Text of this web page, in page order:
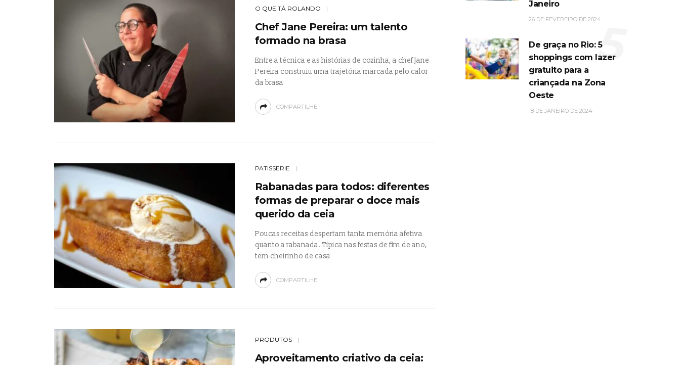
O QUE TÁ ROLANDO
Chef Jane Pereira: um talento
formado na brasa
Entre a técnica e as histórias de cozinha, a chef Jane
Pereira construiu uma trajetória marcada pelo calor
da brasa
COMPARTILHE
PATISSERIE
Rabanadas para todos: diferentes
formas de preparar o doce mais
querido da ceia
Poucas receitas despertam tanta memória afetiva
quanto a rabanada. Típica nas festas de fim de ano,
tem cheirinho de casa
COMPARTILHE
PRODUTOS
Aproveitamento criativo da ceia:
Janeiro
26 DE FEVEREIRO DE 2024
De graça no Rio: 5
shoppings com lazer
gratuito para a
criançada na Zona
Oeste
18 DE JANEIRO DE 2024
5